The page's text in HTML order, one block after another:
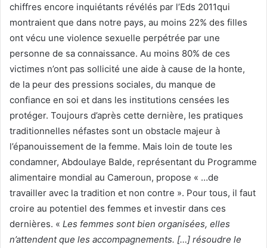
chiffres encore inquiétants révélés par l’Eds 2011qui
montraient que dans notre pays, au moins 22% des filles
ont vécu une violence sexuelle perpétrée par une
personne de sa connaissance. Au moins 80% de ces
victimes n’ont pas sollicité une aide à cause de la honte,
de la peur des pressions sociales, du manque de
confiance en soi et dans les institutions censées les
protéger. Toujours d’après cette dernière, les pratiques
traditionnelles néfastes sont un obstacle majeur à
l’épanouissement de la femme. Mais loin de toute les
condamner, Abdoulaye Balde, représentant du Programme
alimentaire mondial au Cameroun, propose « …de
travailler avec la tradition et non contre ». Pour tous, il faut
croire au potentiel des femmes et investir dans ces
dernières. « Les femmes sont bien organisées, elles
n’attendent que les accompagnements. […] résoudre le